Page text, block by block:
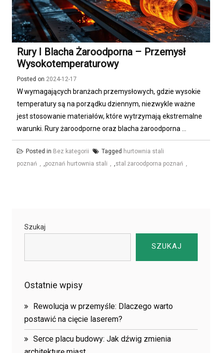
Rury I Blacha Żaroodporna – Przemysł
Wysokotemperaturowy
Posted on 2024-12-17
W wymagających branżach przemysłowych, gdzie wysokie
temperatury są na porządku dziennym, niezwykle ważne
jest stosowanie materiałów, które wytrzymają ekstremalne
warunki. Rury żaroodporne oraz blacha żaroodporna ...
Posted in Bez kategorii Tagged hurtownia stali
poznań
,poznań hurtownia stali ,stal żaroodporna poznań
Szukaj
SZUKAJ
Ostatnie wpisy
Rewolucja w przemyśle: Dlaczego warto
postawić na cięcie laserem?
Serce placu budowy: Jak dźwig zmienia